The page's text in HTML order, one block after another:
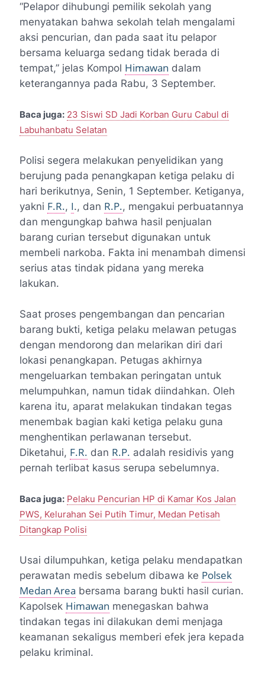
“Pelapor dihubungi pemilik sekolah yang
menyatakan bahwa sekolah telah mengalami
aksi pencurian, dan pada saat itu pelapor
bersama keluarga sedang tidak berada di
tempat,” jelas Kompol Himawan dalam
keterangannya pada Rabu, 3 September.
Baca juga: 23 Siswi SD Jadi Korban Guru Cabul di
Labuhanbatu Selatan
Polisi segera melakukan penyelidikan yang
berujung pada penangkapan ketiga pelaku di
hari berikutnya, Senin, 1 September. Ketiganya,
yakni F.R., I., dan R.P., mengakui perbuatannya
dan mengungkap bahwa hasil penjualan
barang curian tersebut digunakan untuk
membeli narkoba. Fakta ini menambah dimensi
serius atas tindak pidana yang mereka
lakukan.
Saat proses pengembangan dan pencarian
barang bukti, ketiga pelaku melawan petugas
dengan mendorong dan melarikan diri dari
lokasi penangkapan. Petugas akhirnya
mengeluarkan tembakan peringatan untuk
melumpuhkan, namun tidak diindahkan. Oleh
karena itu, aparat melakukan tindakan tegas
menembak bagian kaki ketiga pelaku guna
menghentikan perlawanan tersebut.
Diketahui, F.R. dan R.P. adalah residivis yang
pernah terlibat kasus serupa sebelumnya.
Baca juga: Pelaku Pencurian HP di Kamar Kos Jalan
PWS, Kelurahan Sei Putih Timur, Medan Petisah
Ditangkap Polisi
Usai dilumpuhkan, ketiga pelaku mendapatkan
perawatan medis sebelum dibawa ke Polsek
Medan Area bersama barang bukti hasil curian.
Kapolsek Himawan menegaskan bahwa
tindakan tegas ini dilakukan demi menjaga
keamanan sekaligus memberi efek jera kepada
pelaku kriminal.